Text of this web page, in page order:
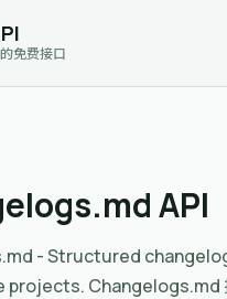
免费接口
API
- Structured
projects. Changelogs.md